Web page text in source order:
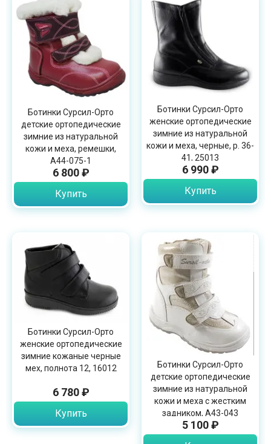
Ботинки Сурсил-Орто
детские ортопедические
зимние из натуральной
кожи и меха, ремешки,
A44-075-1
6 800 ₽
Купить
Ботинки Сурсил-Орто
женские ортопедические
зимние из натуральной
кожи и меха, черные, р. 36-
41, 25013
6 990 ₽
Купить
Ботинки Сурсил-Орто
женские ортопедические
зимние кожаные черные
мех, полнота 12, 16012
6 780 ₽
Купить
Ботинки Сурсил-Орто
детские ортопедические
зимние из натуральной
кожи и меха с жестким
задником, А43-043
5 100 ₽